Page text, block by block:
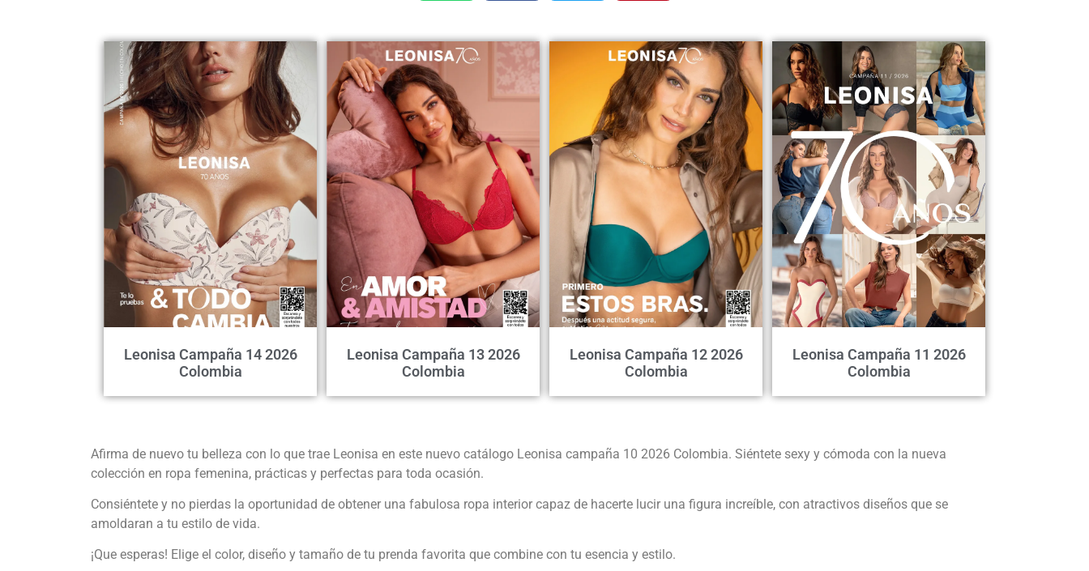
Leonisa Campaña 14 2026
Colombia
Leonisa Campaña 13 2026
Colombia
Leonisa Campaña 12 2026
Colombia
Leonisa Campaña 11 2026
Colombia
Afirma de nuevo tu belleza con lo que trae Leonisa en este nuevo catálogo Leonisa campaña 10 2026 Colombia. Siéntete sexy y cómoda con la nueva
colección en ropa femenina, prácticas y perfectas para toda ocasión.
Consiéntete y no pierdas la oportunidad de obtener una fabulosa ropa interior capaz de hacerte lucir una figura increíble, con atractivos diseños que se
amoldaran a tu estilo de vida.
¡Que esperas! Elige el color, diseño y tamaño de tu prenda favorita que combine con tu esencia y estilo.